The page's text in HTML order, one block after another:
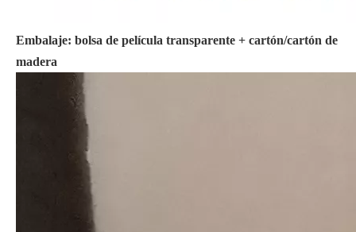
Embalaje: bolsa de película transparente + cartón/cartón de
madera